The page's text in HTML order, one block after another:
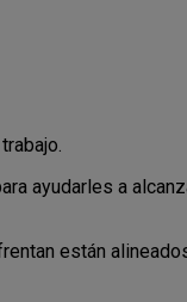
ayudarles a
están